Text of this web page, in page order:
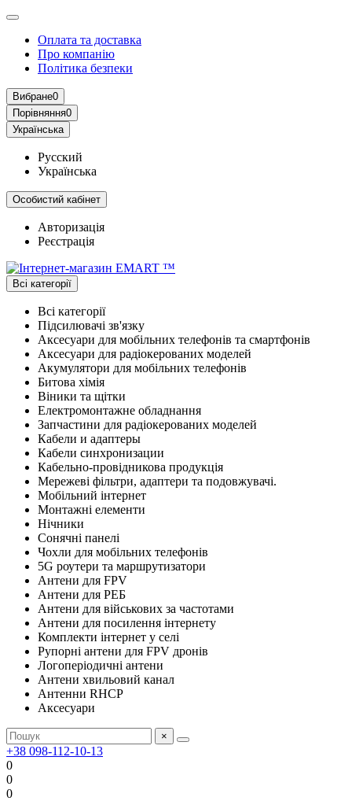
Оплата та доставка
Про компанію
Політика безпеки
Вибране0
Порівняння0
Українська
Русский
Українська
Особистий кабінет
Авторизація
Реєстрація
Всі категорії
Всі категорії
Підсилювачі зв'язку
Аксесуари для мобільних телефонів та смартфонів
Аксесуари для радіокерованих моделей
Акумулятори для мобільних телефонів
Битова хімія
Віники та щітки
Електромонтажне обладнання
Запчастини для радіокерованих моделей
Кабели и адаптеры
Кабели синхронизации
Кабельно-провідникова продукція
Мережеві фільтри, адаптери та подовжувачі.
Мобільний інтернет
Монтажні елементи
Нічники
Сонячні панелі
Чохли для мобільних телефонів
5G роутери та маршрутизатори
Антени для FPV
Антени для РЕБ
Антени для військових за частотами
Антени для посилення інтернету
Комплекти інтернет у селі
Рупорні антени для FPV дронів
Логоперіодичні антени
Антени хвильовий канал
Антенни RHCP
Аксесуари
×
+38 098-112-10-13
0
0
0